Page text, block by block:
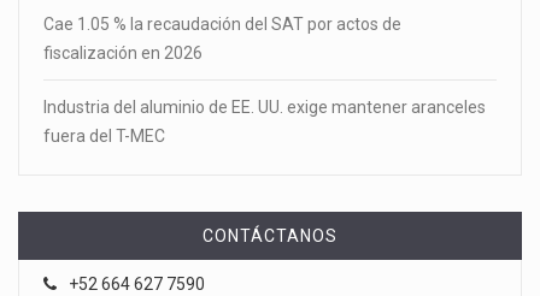
Cae 1.05 % la recaudación del SAT por actos de
fiscalización en 2026
Industria del aluminio de EE. UU. exige mantener aranceles
fuera del T-MEC
CONTÁCTANOS
+52 664 627 7590